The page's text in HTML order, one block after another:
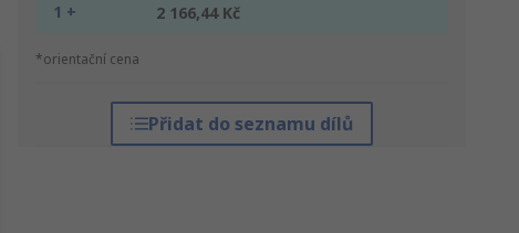
1 + 2 166,44 Kč
*orientační cena
Přidat do seznamu dílů